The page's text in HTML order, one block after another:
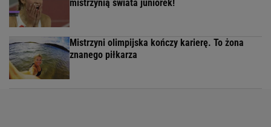
mistrzynią świata juniorek!
Mistrzyni olimpijska kończy karierę. To żona
znanego piłkarza